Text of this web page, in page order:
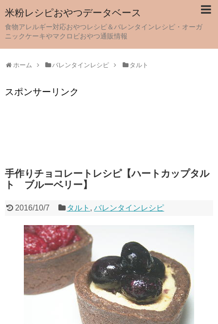
米粉レシピおやつデータベース
食物アレルギー対応おやつレシピ＆バレンタインレシピ・オーガ
ニックケーキやマクロビおやつ通販情報
ホーム バレンタインレシピ タルト
スポンサーリンク
手作りチョコレートレシピ【ハートカップタル
ト ブルーベリー】
2016/10/7 タルト ,バレンタインレシピ